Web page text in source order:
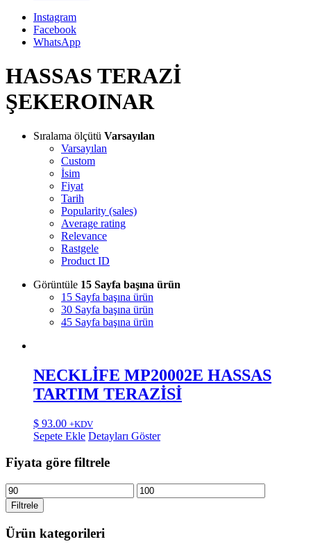
Instagram
Facebook
WhatsApp
HASSAS TERAZİ
ŞEKEROINAR
Sıralama ölçütü Varsayılan
Varsayılan
Custom
İsim
Fiyat
Tarih
Popularity (sales)
Average rating
Relevance
Rastgele
Product ID
Görüntüle 15 Sayfa başına ürün
15 Sayfa başına ürün
30 Sayfa başına ürün
45 Sayfa başına ürün
NECKLİFE MP20002E HASSAS
TARTIM TERAZİSİ
$ 93.00 +KDV
Sepete Ekle Detayları Göster
Fiyata göre filtrele
En
düşük
fiyat
En
yüksek
Filtrele
Ürün kategorileri